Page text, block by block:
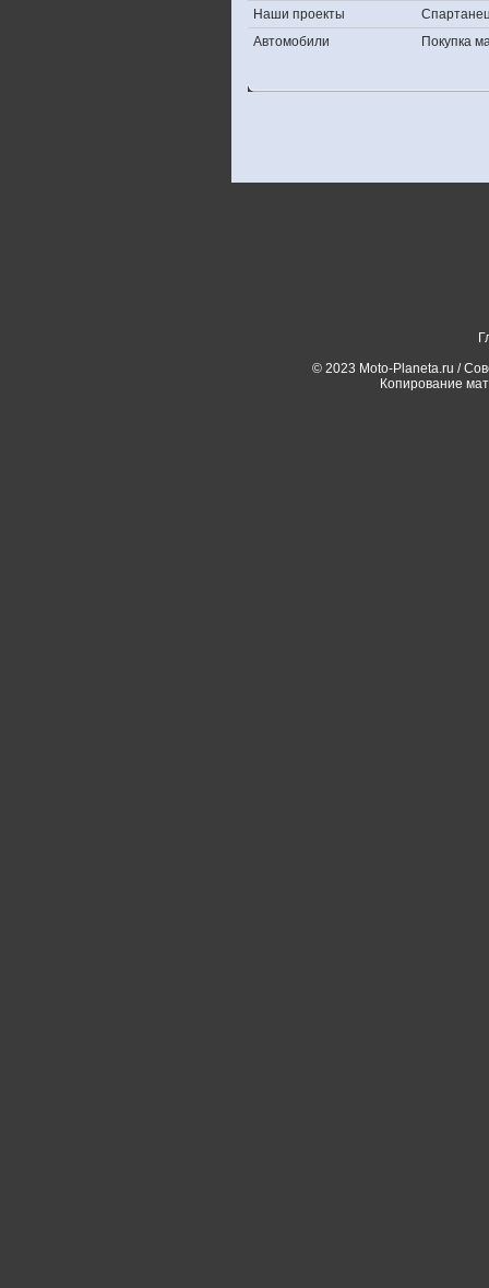
Наши проекты
Автомобили
Покупка
© 2023 Moto-Planeta.ru /
Копирование